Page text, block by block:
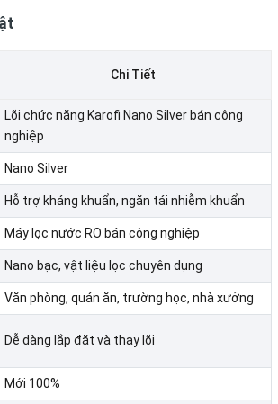
NỔI BẬT CỦA LÕI NANO SILVER BÁN
Tái Nhiễm Khuẩn
RO, nước đạt độ tinh khiết cao nên rất
nếu xảy ra tái nhiễm khuẩn trong hệ
đường dẫn nước.
Chi Tiết
Lõi chức năng Karofi Nano Silver bán công
nghiệp
Nano Silver
Hỗ trợ kháng khuẩn, ngăn tái nhiễm khuẩn
Máy lọc nước RO bán công nghiệp
Nano bạc, vật liệu lọc chuyên dụng
Văn phòng, quán ăn, trường học, nhà xưởng
Dễ dàng lắp đặt và thay lõi
Mới 100%